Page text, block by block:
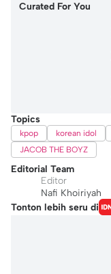
Curated For You
Topics
kpop korean idol
JACOB THE BOYZ
Editorial Team
Editor
Nafi Khoiriyah
Tonton lebih seru di